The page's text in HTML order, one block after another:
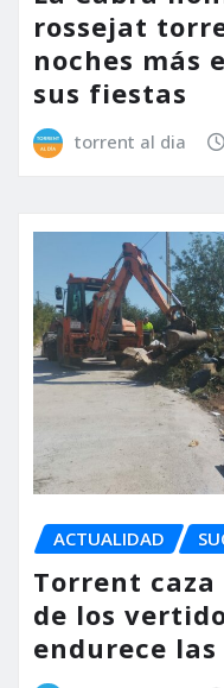
rossejat
noches más
sus fiestas
torrent al dia
ACTUALIDAD
Torrent caza
de los
endurece